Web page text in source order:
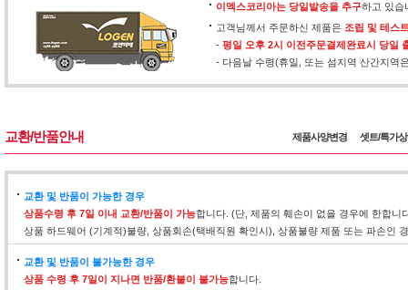
이엑스코리아는 당일발송을 추구하고 있습
고객님께서 주문하신 제품은 조립 및 테스
- 평일 오후 2시 이전주문결제완료시 당일
- 다음날 수령(휴일, 또는 섬지역 산간지역
교환/반품안내 제품사양변경 셋트/특가
교환 및 반품이 가능한 경우
상품수령 후 7일 이내 교환/반품이 가능합니다. (단, 제품의 훼손이 없을 경우에 한합니
상품 하드웨어 (기계적)불량, 상품회손(택배직원 확인시), 상품불량 제품 또는 파손인
교환 및 반품이 불가능한 경우
상품 수령 후 7일이 지나면 반품/환불이 불가능합니다.